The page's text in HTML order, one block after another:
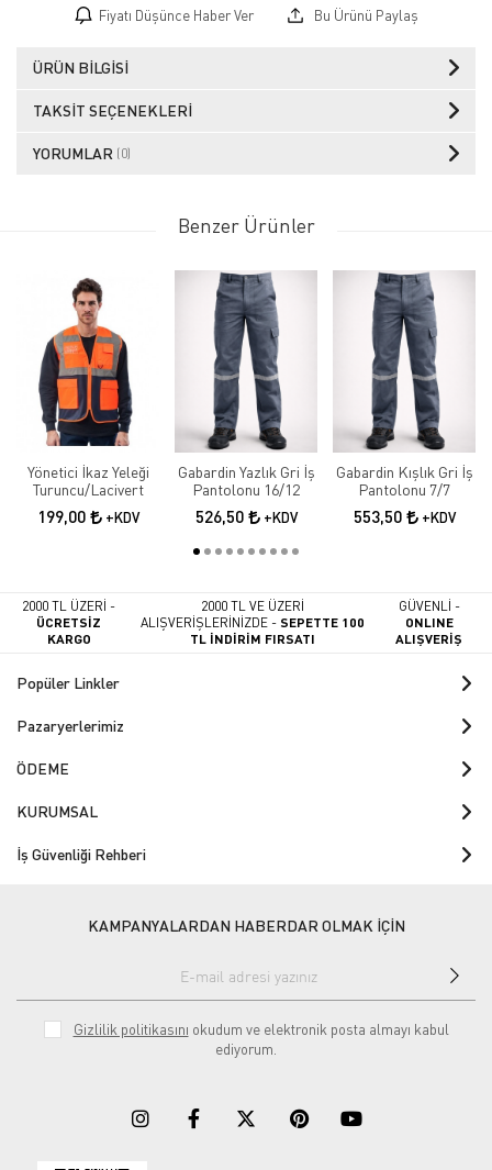
Fiyatı Düşünce Haber Ver Bu Ürünü Paylaş
ÜRÜN BILGISI
TAKSIT SEÇENEKLERI
YORUMLAR (0)
Benzer Ürünler
Yönetici İkaz Yeleği
Turuncu/Lacivert
199,00 +KDV
Gabardin Yazlık Gri İş
Pantolonu 16/12
526,50 +KDV
Gabardin Kışlık Gri İş
Pantolonu 7/7
553,50 +KDV
2000 TL ÜZERİ -
ÜCRETSİZ
KARGO
2000 TL VE ÜZERİ
ALIŞVERİŞLERİNİZDE -SEPETTE 100
TL İNDİRİM FIRSATI
GÜVENLİ -
ONLINE
ALIŞVERİŞ
Popüler Linkler
Pazaryerlerimiz
ÖDEME
KURUMSAL
İş Güvenliği Rehberi
KAMPANYALARDAN HABERDAR OLMAK İÇİN
Gizlilik politikasını okudum ve elektronik posta almayı kabul
ediyorum.